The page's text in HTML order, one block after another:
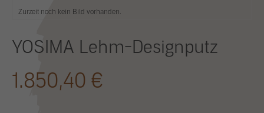
Zurzeit noch kein Bild vorhanden.
YOSIMA Lehm-Designputz
1.850,40 €